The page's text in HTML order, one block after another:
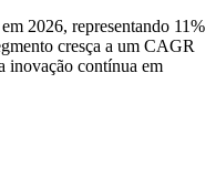
2026, representando 11%
cresça a um CAGR
inovação contínua em